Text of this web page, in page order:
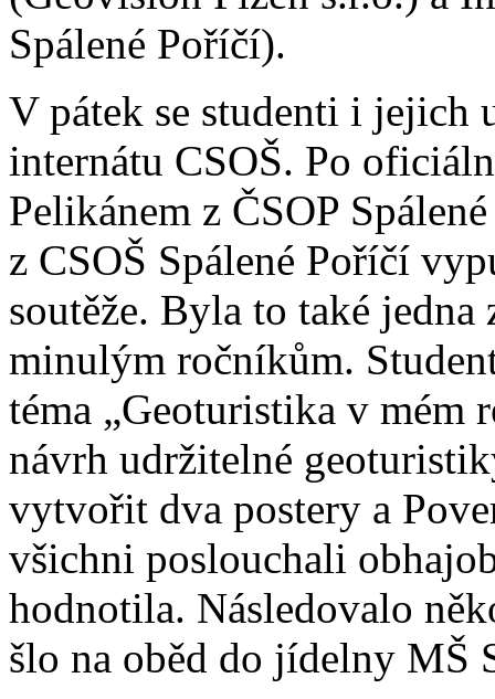
Spálené Poříčí).
V pátek se studenti i jejich
internátu CSOŠ. Po
Pelikánem z ČSOP
z CSOŠ Spálené Poříčí
soutěže. Byla to také jedna
minulým ročníkům.
téma „Geoturistika v mém
návrh udržitelné
vytvořit dva postery a
všichni poslouchali
hodnotila. Následovalo
šlo na oběd do jídelny MŠ